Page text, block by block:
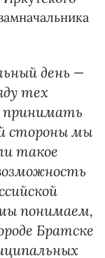
день —
тех
принимать
стороны мы
такое
понимаем,
Братске